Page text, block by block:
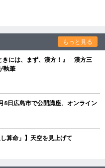
もっと見る
きには、まず、漢方！』 漢方三
執筆
日広島市で公開講座、オンライン
算命」】天空を見上げて